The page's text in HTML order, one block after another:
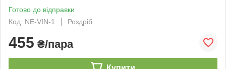
Готово до відправки
Код: NE-VIN-1
Роздріб
455 ₴/пара